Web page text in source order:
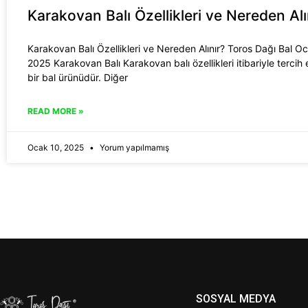
Karakovan Balı Özellikleri ve Nereden
Karakovan Balı Özellikleri ve Nereden Alınır? Toros Dağı Bal
2025 Karakovan Balı Karakovan balı özellikleri itibariyle tercih
bir bal ürünüdür. Diğer
READ MORE »
Ocak 10, 2025 Yorum yapılmamış
SOSYAL MEDYA